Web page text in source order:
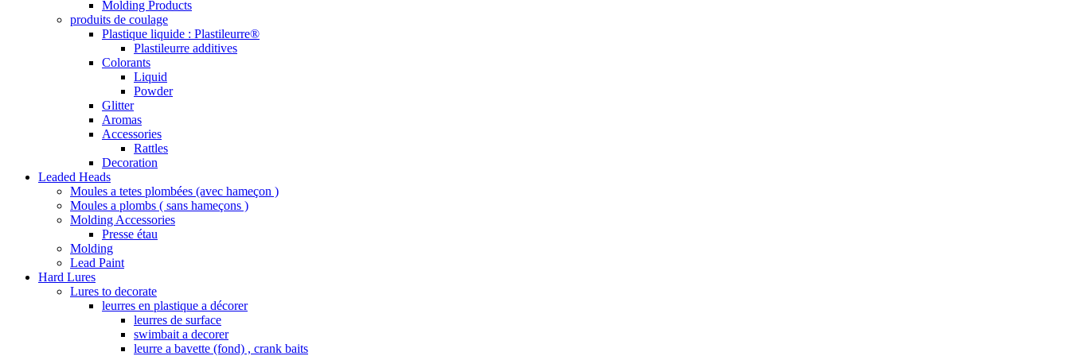
Molding Products
produits de coulage
Plastique liquide : Plastileurre®
Plastileurre additives
Colorants
Liquid
Powder
Glitter
Aromas
Accessories
Rattles
Decoration
Leaded Heads
Moules a tetes plombées (avec hameçon )
Moules a plombs ( sans hameçons )
Molding Accessories
Presse étau
Molding
Lead Paint
Hard Lures
Lures to decorate
leurres en plastique a décorer
leurres de surface
swimbait a decorer
leurre a bavette (fond) , crank baits